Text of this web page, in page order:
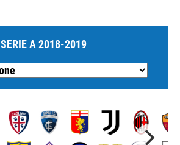
SERIE A 2018-2019